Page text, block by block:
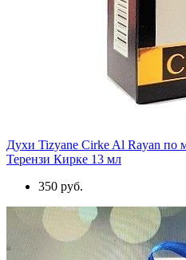
Духи Tizyane Cirke Al Rayan по
Терензи Кирке 13 мл
350 руб.